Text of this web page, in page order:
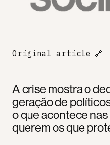
A crise mostra o
geração de
o que acontece
querem os que
Original article 🔗